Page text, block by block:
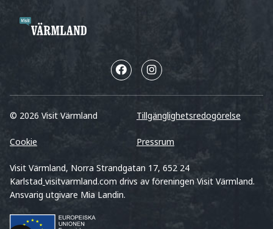
© 2026 Visit Värmland Tillgänglighetsredogörelse
Cookie Pressrum
Visit Värmland, Norra Strandgatan 17, 652 24
Karlstad visitvarmland.com drivs av föreningen Visit Värmland.
Ansvarig utgivare Mia Landin.